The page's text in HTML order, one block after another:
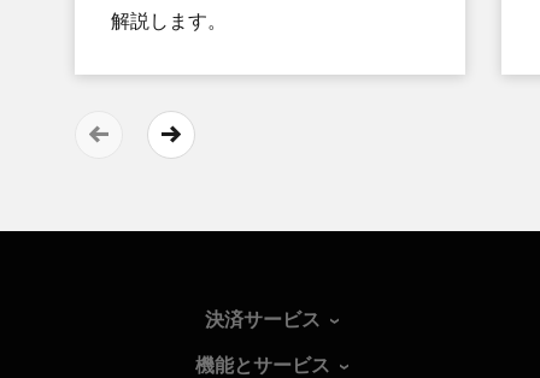
解説します。
決済サービス
機能とサービス